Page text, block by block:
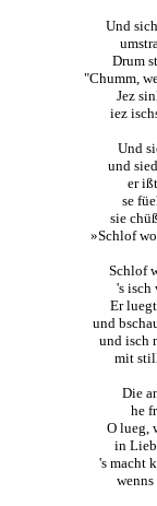
Und
Drum
"Chumm,
Jez
iez
Und
und
er
se
sie
»Schlof
Schlof
's isch
Er
und
und isch
mit
Die
he
O lueg,
in
's macht